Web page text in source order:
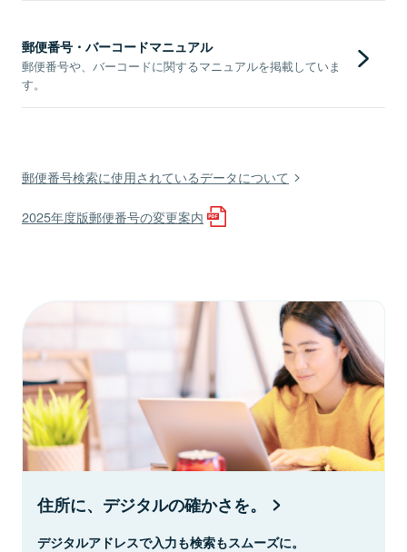
郵便番号・バーコードマニュアル
郵便番号や、バーコードに関するマニュアルを掲載していま
す。
郵便番号検索に使用されているデータについて
2025年度版郵便番号の変更案内
住所に、デジタルの確かさを。
デジタルアドレスで入力も検索もスムーズに。